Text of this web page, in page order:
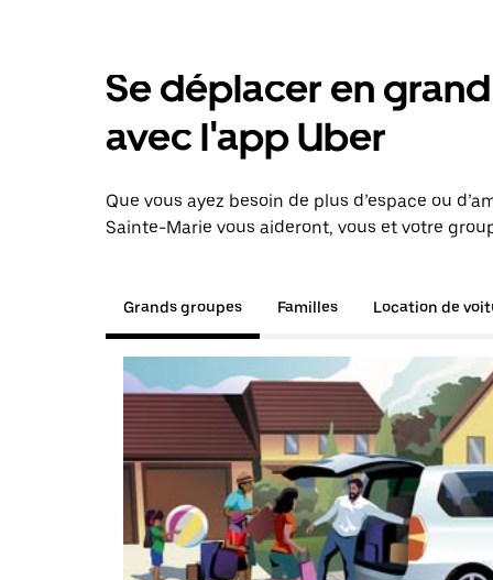
Se déplacer en
avec l'app Uber
Que vous ayez besoin de plus d’espace ou
Sainte-Marie vous aideront, vous et votre
Grands groupes Familles Location de